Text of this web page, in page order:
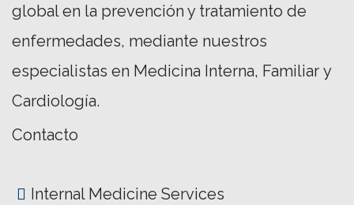
global en la prevención y tratamiento de
enfermedades, mediante nuestros
especialistas en Medicina Interna, Familiar y
Cardiología.
Contacto
Internal Medicine Services